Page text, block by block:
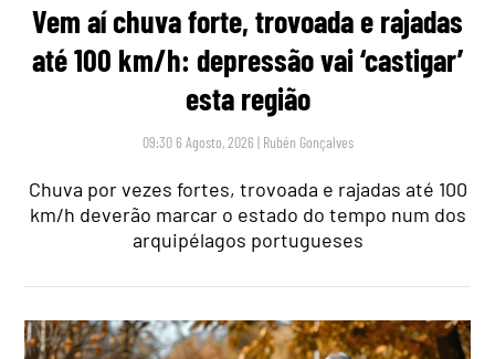
Vem aí chuva forte, trovoada e rajadas
até 100 km/h: depressão vai ‘castigar’
esta região
09:30 6 Agosto, 2026 | Rubén Gonçalves
Chuva por vezes fortes, trovoada e rajadas até 100
km/h deverão marcar o estado do tempo num dos
arquipélagos portugueses